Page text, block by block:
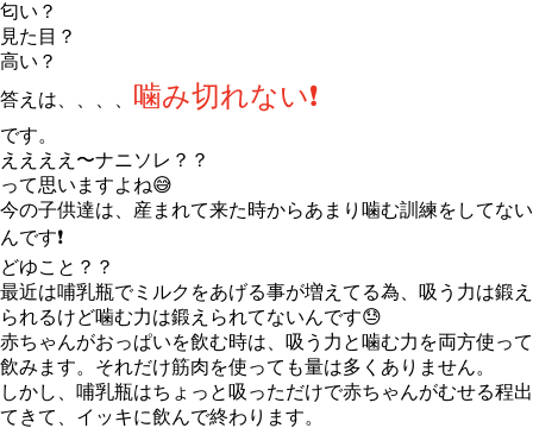
匂い？
見た目？
高い？
答えは、、、、 噛み切れない❗️
です。
ええええ〜ナニソレ？？
って思いますよね😅
今の子供達は、産まれて来た時からあまり噛む訓練をしてない
んです❗️
どゆこと？？
最近は哺乳瓶でミルクをあげる事が増えてる為、吸う力は鍛え
られるけど噛む力は鍛えられてないんです😓
赤ちゃんがおっぱいを飲む時は、吸う力と噛む力を両方使って
飲みます。それだけ筋肉を使っても量は多くありません。
しかし、哺乳瓶はちょっと吸っただけで赤ちゃんがむせる程出
てきて、イッキに飲んで終わります。